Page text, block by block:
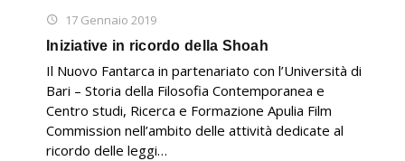
17 Gennaio 2019
Iniziative in ricordo della Shoah
Il Nuovo Fantarca in partenariato con l’Università di
Bari – Storia della Filosofia Contemporanea e
Centro studi, Ricerca e Formazione Apulia Film
Commission nell’ambito delle attività dedicate al
ricordo delle leggi…